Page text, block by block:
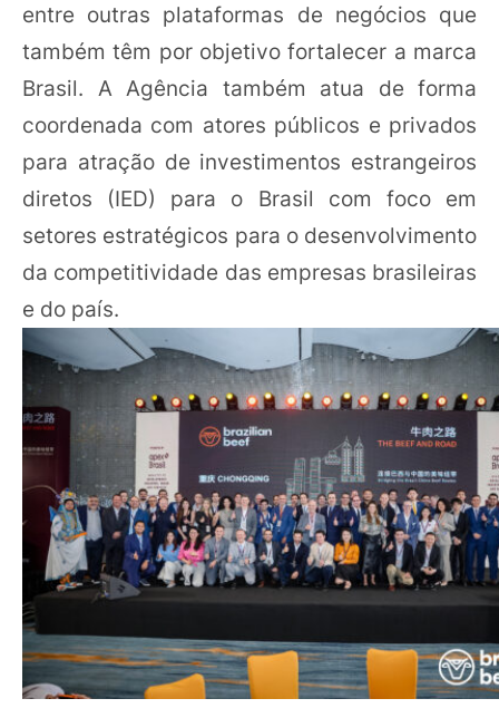
entre outras plataformas de negócios que
também têm por objetivo fortalecer a marca
Brasil. A Agência também atua de forma
coordenada com atores públicos e privados
para atração de investimentos estrangeiros
diretos (IED) para o Brasil com foco em
setores estratégicos para o desenvolvimento
da competitividade das empresas brasileiras
e do país.